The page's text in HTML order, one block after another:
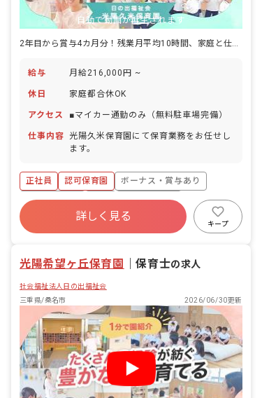
自動で動画が再生されます
2年目から賞与4カ月分！残業月平均10時間、家庭と仕事の両立も可能です
給与 月給216,000円 ~
休日 家庭都合休OK
アクセス ■マイカー通勤のみ（無料駐車場完備）
仕事内容
光陽久米保育園にて保育業務をお任せし
ます。
正社員 認可保育園
ボーナス・賞与あり
社会保険完備
有給
福利厚生充実
残業少なめ
昇給昇進あり
詳しく見る
キープ
光陽希望ヶ丘保育園 ｜保育士の求人
社会福祉法人日の出福祉会
三重県/桑名市
2026/06/30更新